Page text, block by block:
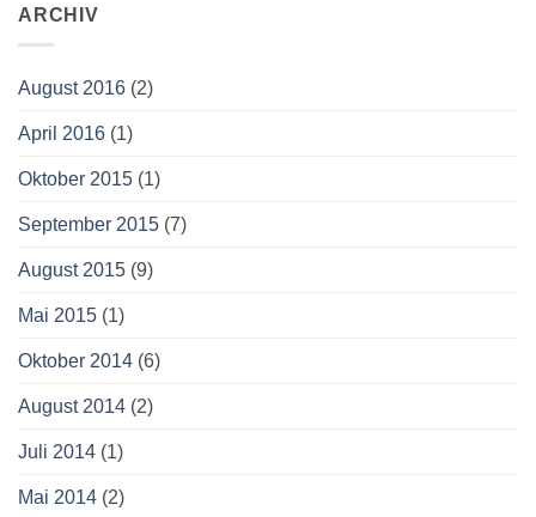
ARCHIV
August 2016 (2)
April 2016 (1)
Oktober 2015 (1)
September 2015 (7)
August 2015 (9)
Mai 2015 (1)
Oktober 2014 (6)
August 2014 (2)
Juli 2014 (1)
Mai 2014 (2)